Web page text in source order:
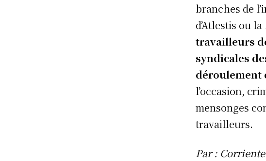
branches de
d’Atlestis ou
travailleurs
syndicales
déroulement
l’occasion,
mensonges
travailleurs.
Par :